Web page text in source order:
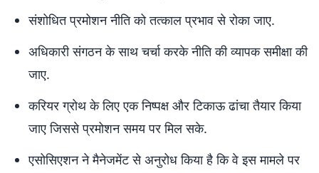
संशोधित प्रमोशन नीति को तत्काल प्रभाव से रोका जाए.
अधिकारी संगठन के साथ चर्चा करके नीति की व्यापक समीक्षा की
जाए.
करियर ग्रोथ के लिए एक निष्पक्ष और टिकाऊ ढांचा तैयार किया
जाए जिससे प्रमोशन समय पर मिल सके.
एसोसिएशन ने मैनेजमेंट से अनुरोध किया है कि वे इस मामले पर